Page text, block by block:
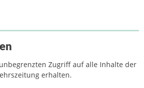
Zugriff auf alle Inhalte der
erhalten.